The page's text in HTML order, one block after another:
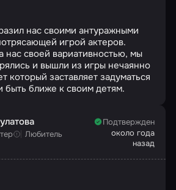
нас своими антуражными
игрой актеров.
нас своей вариативностью, мы
и вышли из игры нечаянно
который заставляет задуматься
быть ближе к своим детям.
Любитель
Подтвержден
около года
назад